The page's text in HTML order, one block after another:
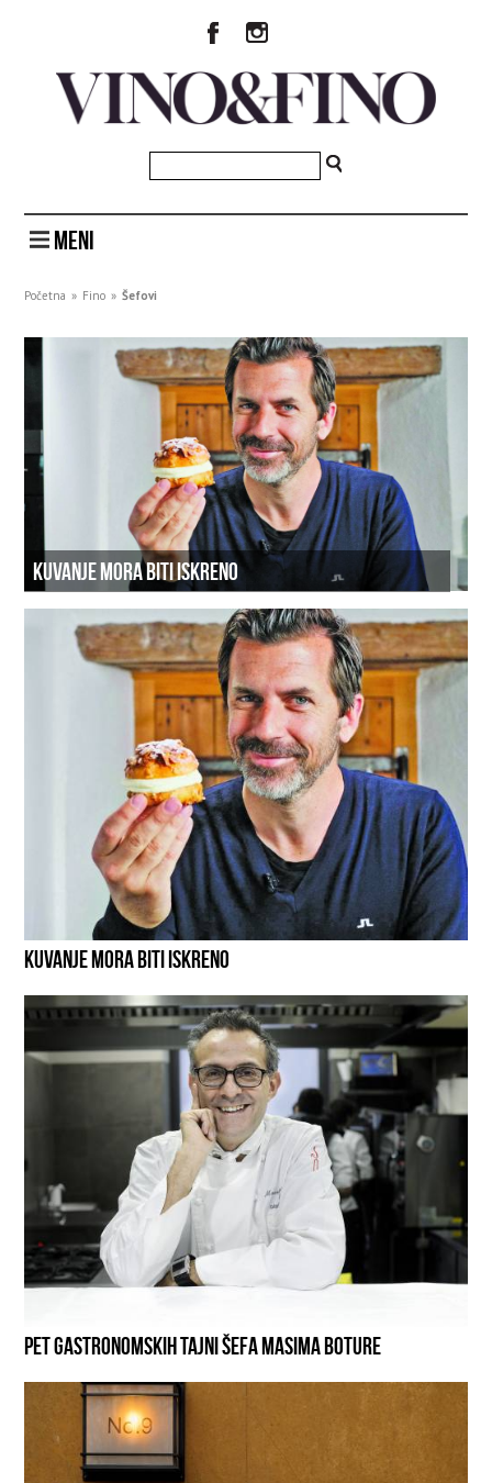
MENI
Početna » Fino » Šefovi
KUVANJE MORA BITI ISKRENO
KUVANJE MORA BITI ISKRENO
PET GASTRONOMSKIH TAJNI ŠEFA MASIMA BOTURE